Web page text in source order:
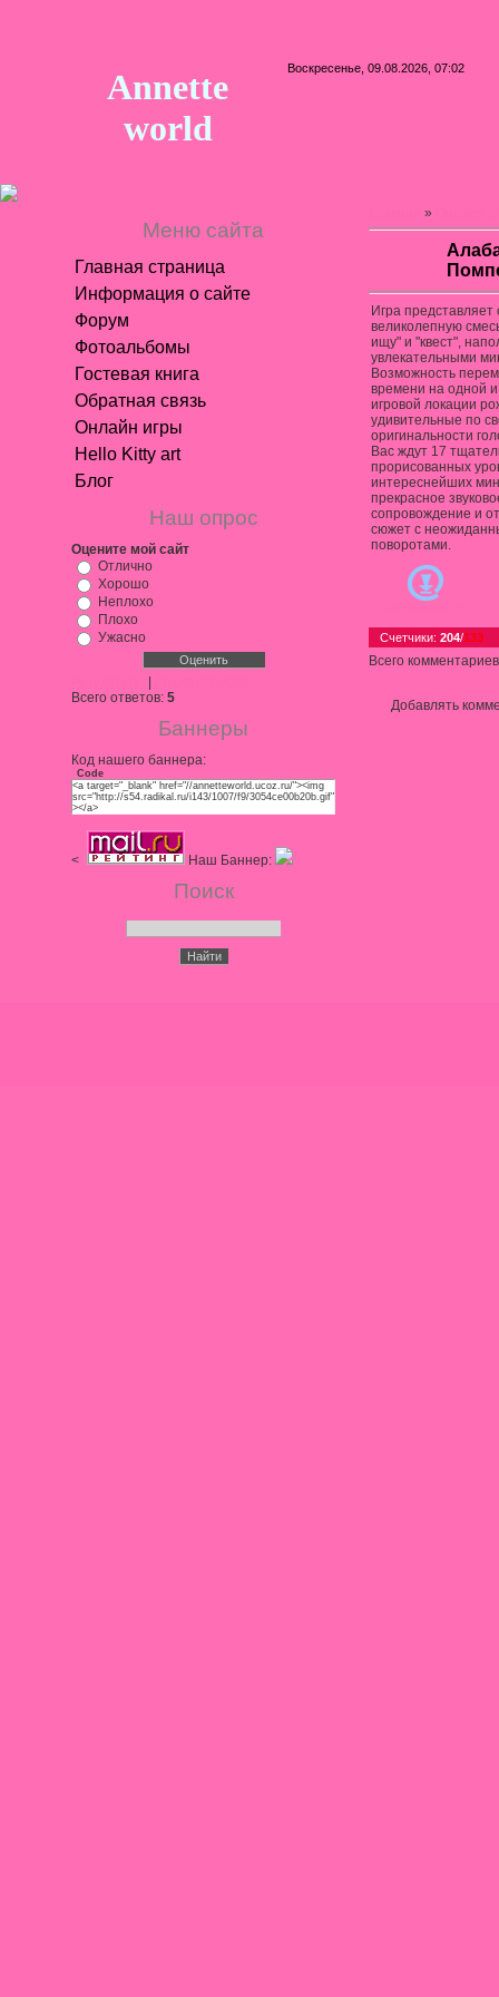
Annette
world
Воскресенье, 09.08.2026, 07:02
Меню сайта
Главная страница
Информация о сайте
Форум
Фотоальбомы
Гостевая книга
Обратная связь
Онлайн игры
Hello Kitty art
Блог
Наш опрос
Оцените мой сайт
Отлично
Хорошо
Неплохо
Плохо
Ужасно
Всего ответов: 5
Баннеры
Код нашего баннера:
Code
<a target="_blank" href="//annetteworld.ucoz.ru/"><img
src="http://s54.radikal.ru/i143/1007/f9/3054ce00b20b.gif"
></a>
< Наш Баннер:
Поиск
»
Игра представляет
великолепную
ищу" и "квест",
увлекательными
Возможность
времени на одной
игровой локации
удивительные по
оригинальности
Вас ждут 17
прорисованных
интереснейших
прекрасное
сопровождение и
сюжет с
поворотами.
Счетчики: 204/133
Всего комментариев
Добавлять